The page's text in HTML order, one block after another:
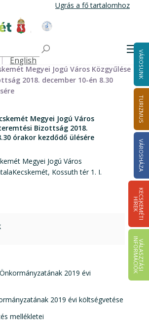
Ugrás a fő tartalomhoz
Honlapja
English VÁROSUNK
TURIZMUS
VÁROSHÁZA
K
E
C
S
K
E
M
É
T
I
HÍ
R
E
K
V
Á
L
A
S
Z
T
Á
S
I
IN
F
O
R
M
Á
C
I
Ó
K
Önkormányzat
Esélyteremtési Bizottság 2014-2024
meghívói 2014-2019
Megyei Jogú Város Közgyűlése
2018. december 10-én 8.30
Megyei Jogú Város
Bizottság 2018.
órakor kezdődő ülésére
Megyei Jogú Város
Kossuth tér 1. I.
2019 évi
2019 évi költségvetése
mellékletei